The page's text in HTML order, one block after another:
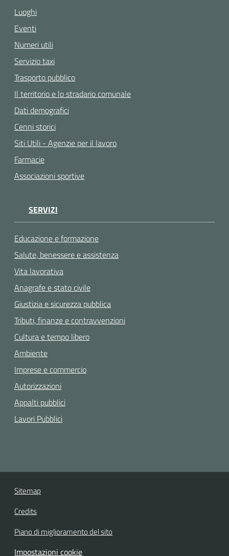
Luoghi
Eventi
Numeri utili
Servizio taxi
Trasporto pubblico
Il territorio e lo stradario comunale
Dati demografici
Cenni storici
Siti Utili - Agenzie per il lavoro
Farmacie
Associazioni sportive
SERVIZI
Educazione e formazione
Salute, benessere e assistenza
Vita lavorativa
Anagrafe e stato civile
Giustizia e sicurezza pubblica
Tributi, finanze e contravvenzioni
Cultura e tempo libero
Ambiente
Imprese e commercio
Autorizzazioni
Appalti pubblici
Lavori Pubblici
Sitemap
Credits
Piano di miglioramento del sito
Impostazioni cookie